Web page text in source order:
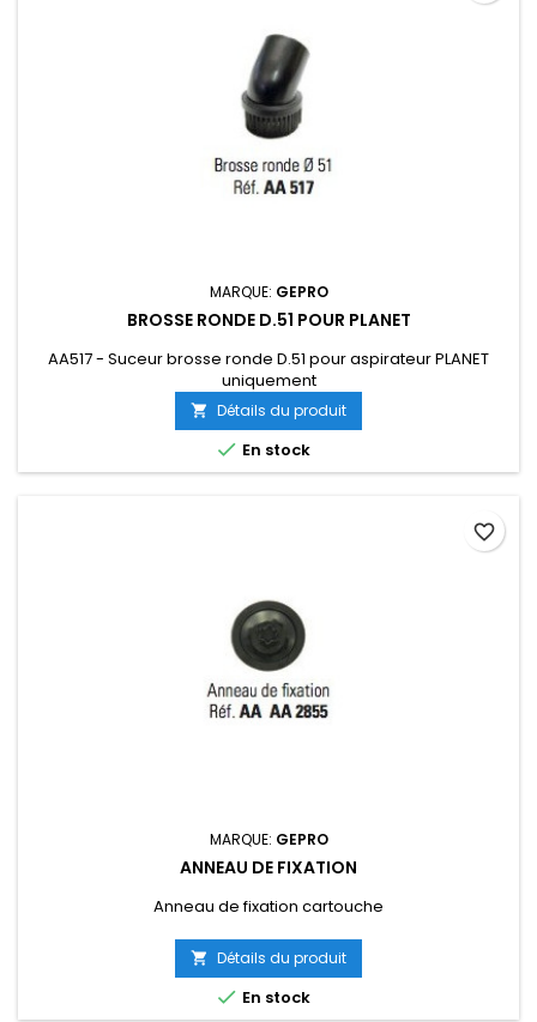
MARQUE: GEPRO
BROSSE RONDE D.51 POUR PLANET
AA517 - Suceur brosse ronde D.51 pour aspirateur PLANET
uniquement
 Détails du produit
 En stock
MARQUE: GEPRO
ANNEAU DE FIXATION
Anneau de fixation cartouche
 Détails du produit
 En stock
favorite_border